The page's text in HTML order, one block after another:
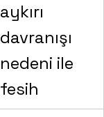
aykırı
davranışı
nedeni ile
fesih